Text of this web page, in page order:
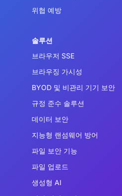
위협 예방
솔루션
브라우저 SSE
브라우징 가시성
BYOD 및 비관리 기기 보안
규정 준수 솔루션
데이터 보안
지능형 랜섬웨어 방어
파일 보안 기능
파일 업로드
생성형 AI